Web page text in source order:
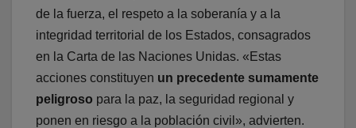
de la fuerza, el respeto a la soberanía y a la
integridad territorial de los Estados, consagrados
en la Carta de las Naciones Unidas. «Estas
acciones constituyen un precedente sumamente
peligroso para la paz, la seguridad regional y
ponen en riesgo a la población civil», advierten.